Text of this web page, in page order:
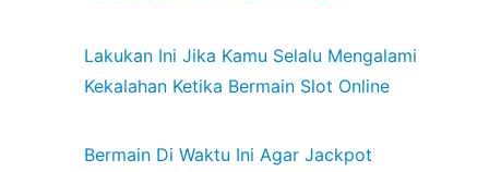
Lakukan Ini Jika Kamu Selalu Mengalami
Kekalahan Ketika Bermain Slot Online
Bermain Di Waktu Ini Agar Jackpot